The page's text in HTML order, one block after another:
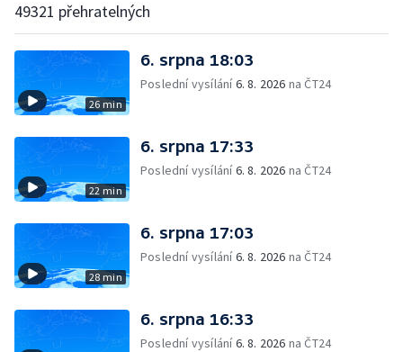
49321 přehratelných
26 min
6. srpna 18:03
Poslední vysílání6. 8. 2026 na ČT24
22 min
6. srpna 17:33
Poslední vysílání6. 8. 2026 na ČT24
28 min
6. srpna 17:03
Poslední vysílání6. 8. 2026 na ČT24
6. srpna 16:33
Poslední vysílání6. 8. 2026 na ČT24